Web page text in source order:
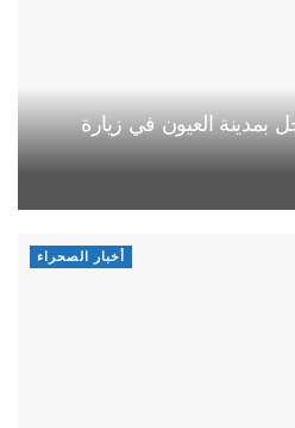
بمدينة العيون في زيارة
أخبار الصحراء